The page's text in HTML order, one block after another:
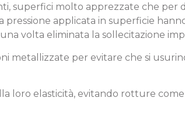
superfici molto apprezzate che per
pressione applicata in superficie
volta eliminata la sollecitazione
metallizzate per evitare che si
loro elasticità, evitando rotture